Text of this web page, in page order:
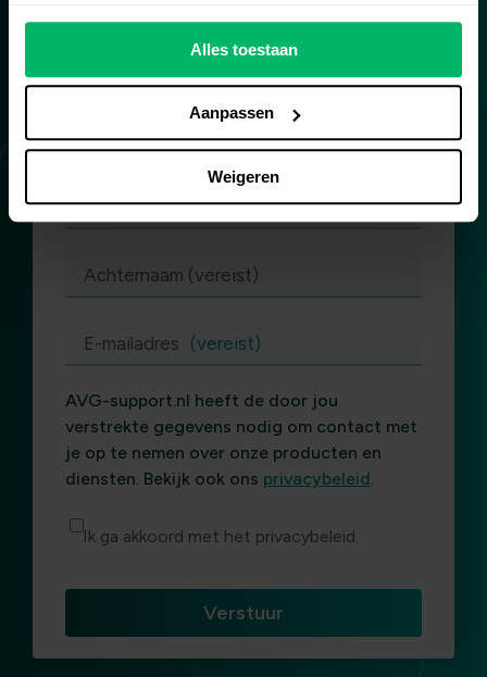
Alles toestaan
Aanpassen
Weigeren
gegevens achter, dan houden wij je op de hoogte.
Laat hier je gegevens achter
Voornaam (vereist)
Achternaam (vereist)
E-mailadres (vereist)
AVG-support.nl heeft de door jou
verstrekte gegevens nodig om contact met
je op te nemen over onze producten en
diensten. Bekijk ook ons privacybeleid.
Ik ga akkoord met het privacybeleid.